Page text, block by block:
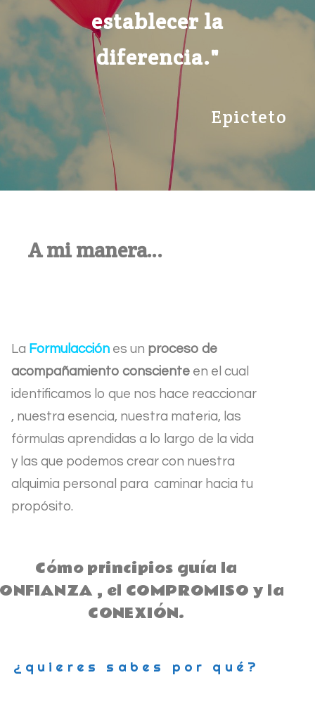
establecer la
diferencia."
Epicteto
A mi manera…
La Formulacción es un proceso de
acompañamiento consciente en el cual
identificamos lo que nos hace reaccionar
, nuestra esencia, nuestra materia, las
fórmulas aprendidas a lo largo de la vida
y las que podemos crear con nuestra
alquimia personal para caminar hacia tu
propósito.
Cómo principios guía la
, el COMPROMISO y la
CONEXIÓN.
¿quieres sabes por qué?